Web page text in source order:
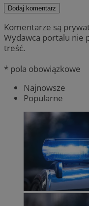
Dodaj komentarz
Komentarze są
Wydawca portalu nie
treść.
* pola obowiązkowe
Najnowsze
Popularne